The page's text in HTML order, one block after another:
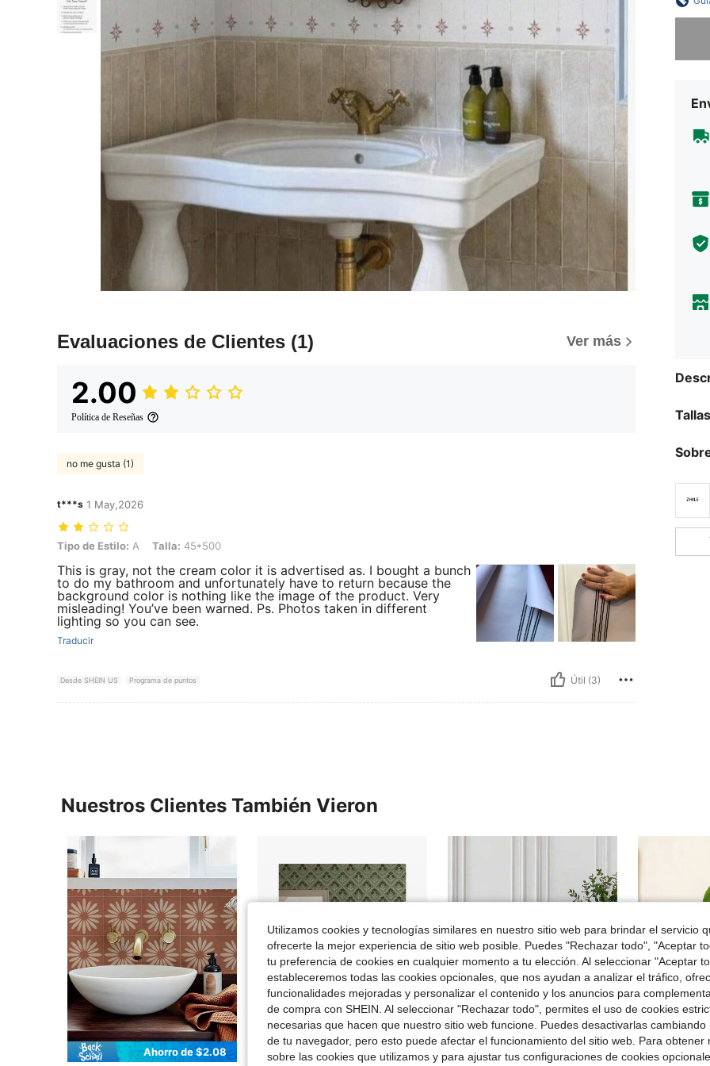
Evaluaciones de Clientes (1) Ver más
2.00
Política de Reseñas
no me gusta (1)
t***s 1 May,2026
Tipo de Estilo: A, Talla: 45*500
Tipo de Estilo: A Talla: 45*500
This is gray, not the cream color it is advertised as. I bought a bunch
to do my bathroom and unfortunately have to return because the
background color is nothing like the image of the product. Very
misleading! You’ve been warned. Ps. Photos taken in different
lighting so you can see.
Traducir
Desde SHEIN US Programa de puntos Útil (3)
Nuestros Clientes También Vieron
Ahorro de $2.08 Ahorro de $64.37 Ahorro de $1.15
Utilizamos cookies y tecnologías similares en nuestro sitio web para brindar el servicio
ofrecerte la mejor experiencia de sitio web posible. Puedes "Rechazar todo", "Aceptar
tu preferencia de cookies en cualquier momento a tu elección. Al seleccionar "Aceptar
estableceremos todas las cookies opcionales, que nos ayudan a analizar el tráfico,
funcionalidades mejoradas y personalizar el contenido y los anuncios para
de compra con SHEIN. Al seleccionar "Rechazar todo", permites el uso de cookies
necesarias que hacen que nuestro sitio web funcione. Puedes desactivarlas cambiando
de tu navegador, pero esto puede afectar el funcionamiento del sitio web. Para obtener
sobre las cookies que utilizamos y para ajustar tus configuraciones de cookies